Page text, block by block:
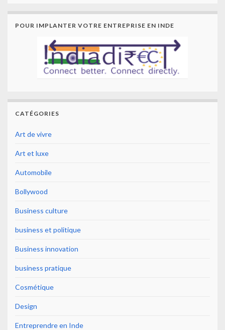
POUR IMPLANTER VOTRE ENTREPRISE EN INDE
CATÉGORIES
Art de vivre
Art et luxe
Automobile
Bollywood
Business culture
business et politique
Business innovation
business pratique
Cosmétique
Design
Entreprendre en Inde